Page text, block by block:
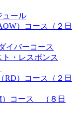
ュール
）コース（２日
イバーコース
・レスポンス
）コース（２日
コース （８日